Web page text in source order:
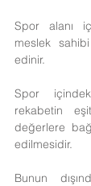
Spor alanı
meslek
edinir.
Spor
rekabetin
değerlere
edilmesidir.
Bunun